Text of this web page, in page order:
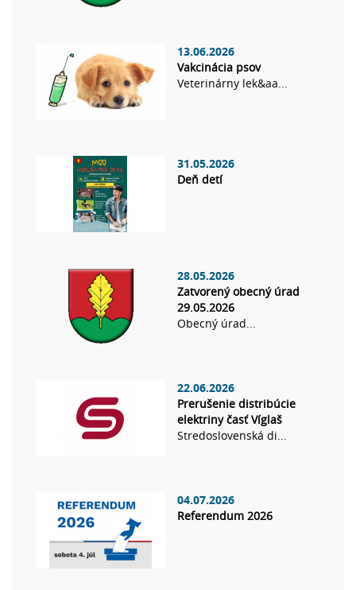
13.06.2026
Vakcinácia psov
Veterinárny lek&aa...
31.05.2026
Deň detí
28.05.2026
Zatvorený obecný úrad
29.05.2026
Obecný úrad...
22.06.2026
Prerušenie distribúcie
elektriny časť Víglaš
Stredoslovenská di...
04.07.2026
Referendum 2026